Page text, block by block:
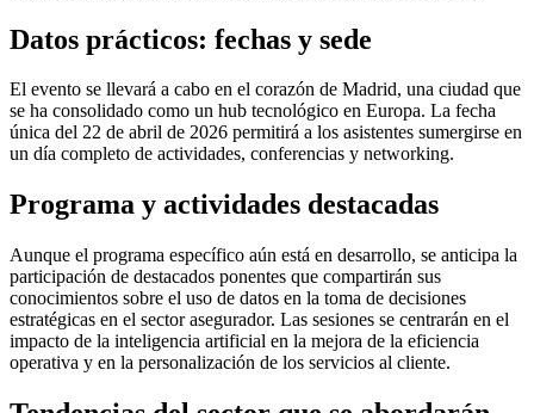
Datos prácticos: fechas y sede
El evento se llevará a cabo en el corazón de Madrid, una ciudad que
se ha consolidado como un hub tecnológico en Europa. La fecha
única del 22 de abril de 2026 permitirá a los asistentes sumergirse en
un día completo de actividades, conferencias y networking.
Programa y actividades destacadas
Aunque el programa específico aún está en desarrollo, se anticipa la
participación de destacados ponentes que compartirán sus
conocimientos sobre el uso de datos en la toma de decisiones
estratégicas en el sector asegurador. Las sesiones se centrarán en el
impacto de la inteligencia artificial en la mejora de la eficiencia
operativa y en la personalización de los servicios al cliente.